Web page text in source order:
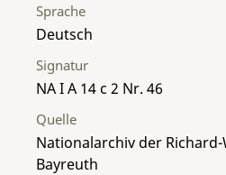
Sprache
Deutsch
Signatur
NA I A 14 c 2 Nr. 46
Quelle
Nationalarchiv der
Bayreuth